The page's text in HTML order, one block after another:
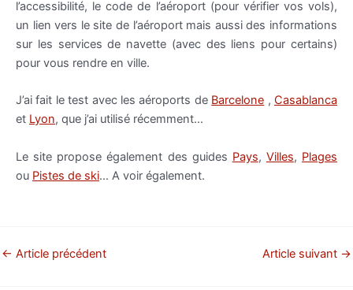
l’accessibilité, le code de l’aéroport (pour vérifier vos vols),
un lien vers le site de l’aéroport mais aussi des informations
sur les services de navette (avec des liens pour certains)
pour vous rendre en ville.
J’ai fait le test avec les aéroports de Barcelone ,Casablanca
et Lyon, que j’ai utilisé récemment…
Le site propose également des guides Pays, Villes, Plages
ou Pistes de ski… A voir également.
← Article précédent Article suivant →